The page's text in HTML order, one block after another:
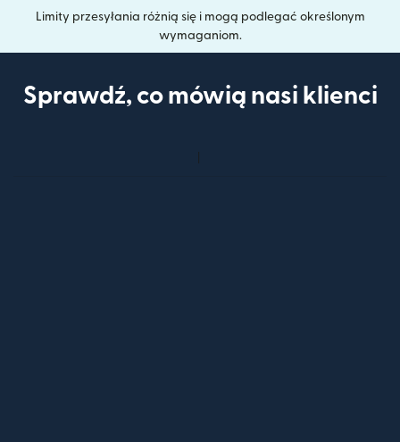
Limity przesyłania różnią się i mogą podlegać określonym
wymaganiom.
Sprawdź, co mówią nasi klienci